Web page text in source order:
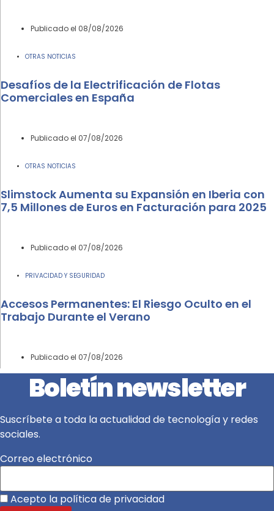
Publicado el 08/08/2026
OTRAS NOTICIAS
Desafíos de la Electrificación de Flotas
Comerciales en España
Publicado el 07/08/2026
OTRAS NOTICIAS
Slimstock Aumenta su Expansión en Iberia con
7,5 Millones de Euros en Facturación para 2025
Publicado el 07/08/2026
PRIVACIDAD Y SEGURIDAD
Accesos Permanentes: El Riesgo Oculto en el
Trabajo Durante el Verano
Publicado el 07/08/2026
Boletín newsletter
Suscríbete a toda la actualidad de tecnología y redes
sociales.
Correo electrónico
Acepto la política de privacidad